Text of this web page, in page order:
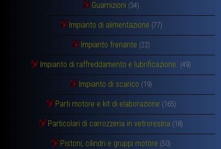
Guarnizioni (34)
Impianto di alimentazione (77)
Impianto frenante (22)
Impianto di raffreddamento e lubrificazione. (49)
Impianto di scarico (19)
Parti motore e kit di elaborazione (165)
Particolari di carrozzeria in vetroresina (18)
Pistoni, cilindri e gruppi motore (50)